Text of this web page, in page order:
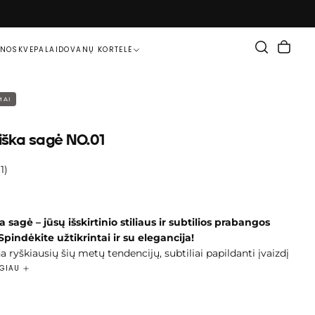
KVEPALAI DOVANŲ KORTELĖ
sagė NO.01
sagė – jūsų išskirtinio stiliaus ir subtilios prabangos
užtikrintai ir su elegancija!
ryškiausių šių metų tendencijų, subtiliai papildanti įvaizdį
jam rafinuotumo. Lengvai derinama tiek prie kasdienės,